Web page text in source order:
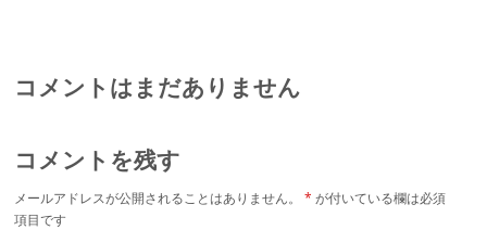
コメントはまだありません
コメントを残す
メールアドレスが公開されることはありません。 * が付いている欄は必須
項目です